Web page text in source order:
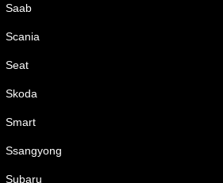
Saab
Scania
Seat
Skoda
Smart
Ssangyong
Subaru